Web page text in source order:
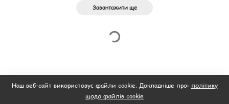
Завантажити ще
Наш веб-сайт використовує файли cookie. Докладніше про: політику
щодо файлів cookie